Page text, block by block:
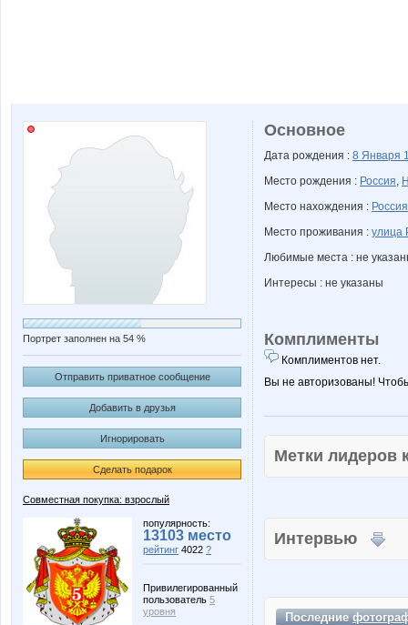
Портрет заполнен на 54 %
Отправить приватное сообщение
Добавить в друзья
Игнорировать
Сделать подарок
Совместная покупка: взрослый
популярность:
13103 место
рейтинг 4022 ?
Привилегированный
пользователь 5
уровня
Основное
Дата рождения : 8 Января
Место рождения : Россия,
Место нахождения : Россия
Место проживания : улица
Любимые места : не
Интересы : не указаны
Комплименты
Комплиментов нет.
Вы не авторизованы!
Метки
Интервью
Последние